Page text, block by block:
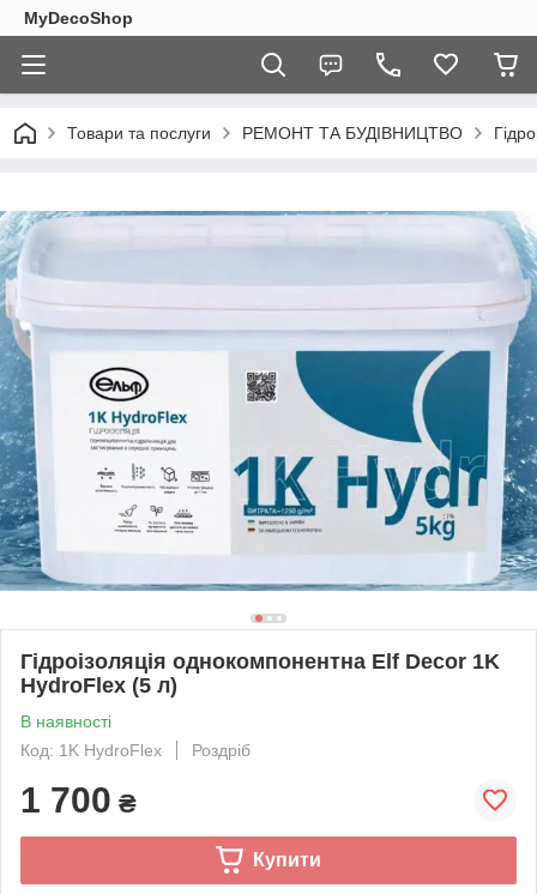
MyDecoShop
Товари та послуги РЕМОНТ ТА БУДІВНИЦТВО
Гідроізоляція однокомпонентна Elf Decor 1K
HydroFlex (5 л)
В наявності
Код: 1K HydroFlex
Роздріб
1 700 ₴
Купити